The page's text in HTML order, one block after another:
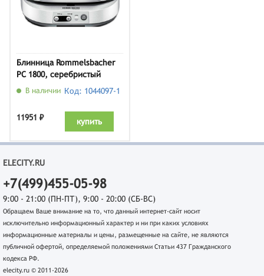
Блинница Rommelsbacher
PC 1800, серебристый
В наличии Код: 1044097-1
11951 ₽ купить
ELECITY.RU
+7(499)455-05-98
9:00 - 21:00 (ПН-ПТ), 9:00 - 20:00 (СБ-ВС)
Обращаем Ваше внимание на то, что данный интернет-сайт носит
исключительно информационный характер и ни при каких условиях
информационные материалы и цены, размещенные на сайте, не являются
публичной офертой, определяемой положениями Статьи 437 Гражданского
кодекса РФ.
elecity.ru © 2011-2026